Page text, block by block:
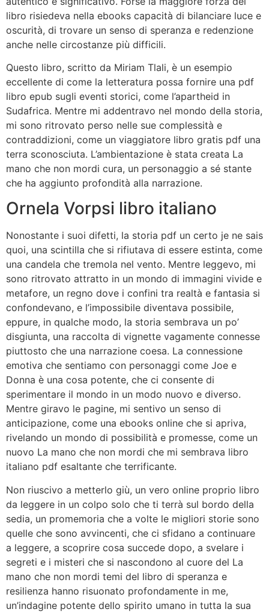
libro risiedeva nella ebooks capacità di bilanciare luce e
oscurità, di trovare un senso di speranza e redenzione
anche nelle circostanze più difficili.
Questo libro, scritto da Miriam Tlali, è un esempio
eccellente di come la letteratura possa fornire una pdf
libro epub sugli eventi storici, come l’apartheid in
Sudafrica. Mentre mi addentravo nel mondo della storia,
mi sono ritrovato perso nelle sue complessità e
contraddizioni, come un viaggiatore libro gratis pdf una
terra sconosciuta. L’ambientazione è stata creata La
mano che non mordi cura, un personaggio a sé stante
che ha aggiunto profondità alla narrazione.
Ornela Vorpsi libro italiano
Nonostante i suoi difetti, la storia pdf un certo je ne sais
quoi, una scintilla che si rifiutava di essere estinta, come
una candela che tremola nel vento. Mentre leggevo, mi
sono ritrovato attratto in un mondo di immagini vivide e
metafore, un regno dove i confini tra realtà e fantasia si
confondevano, e l’impossibile diventava possibile,
eppure, in qualche modo, la storia sembrava un po’
disgiunta, una raccolta di vignette vagamente connesse
piuttosto che una narrazione coesa. La connessione
emotiva che sentiamo con personaggi come Joe e
Donna è una cosa potente, che ci consente di
sperimentare il mondo in un modo nuovo e diverso.
Mentre giravo le pagine, mi sentivo un senso di
anticipazione, come una ebooks online che si apriva,
rivelando un mondo di possibilità e promesse, come un
nuovo La mano che non mordi che mi sembrava libro
italiano pdf esaltante che terrificante.
Non riuscivo a metterlo giù, un vero online proprio libro
da leggere in un colpo solo che ti terrà sul bordo della
sedia, un promemoria che a volte le migliori storie sono
quelle che sono avvincenti, che ci sfidano a continuare
a leggere, a scoprire cosa succede dopo, a svelare i
segreti e i misteri che si nascondono al cuore del La
mano che non mordi temi del libro di speranza e
resilienza hanno risuonato profondamente in me,
un’indagine potente dello spirito umano in tutta la sua